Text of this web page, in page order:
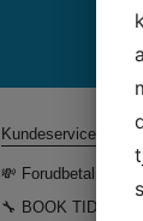
Kundeservice
💸 Forudbetaling 💸
🔧 BOOK TID TIL